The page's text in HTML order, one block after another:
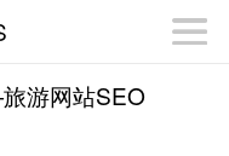
游网站SEO